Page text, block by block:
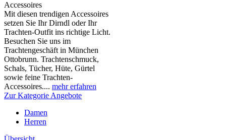
Accessoires
Mit diesen trendigen Accessoires
setzen Sie Ihr Dirndl oder Ihr
Trachten-Outfit ins richtige Licht.
Besuchen Sie uns im
Trachtengeschäft in München
Ottobrunn. Trachtenschmuck,
Schals, Tücher, Hüte, Gürtel
sowie feine Trachten-
Accessoires.... mehr erfahren
Zur Kategorie Angebote
Damen
Herren